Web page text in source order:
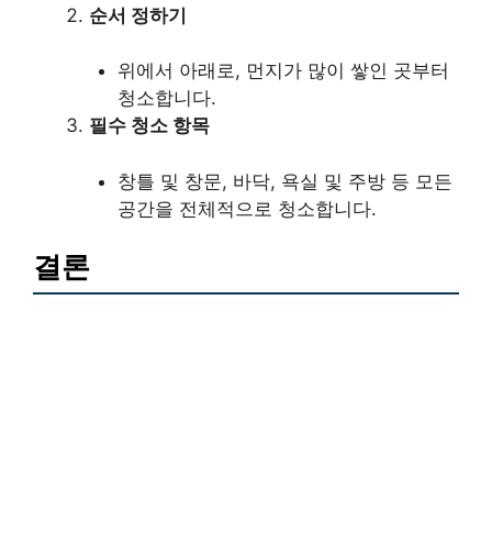
순서 정하기
위에서 아래로, 먼지가 많이 쌓인 곳부터
청소합니다.
필수 청소 항목
창틀 및 창문, 바닥, 욕실 및 주방 등 모든
공간을 전체적으로 청소합니다.
결론